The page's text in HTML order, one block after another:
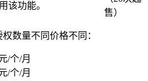
用该功能。
售）
数量不同价格不同：
/个/月
/个/月